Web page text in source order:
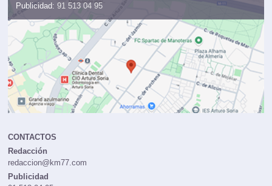
Publicidad: 91 513 04 95
CONTACTOS
Redacción
redaccion@km77.com
Publicidad